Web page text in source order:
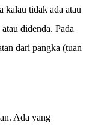
kalau tidak ada atau
didenda. Pada
dari pangka (tuan
Ada yang